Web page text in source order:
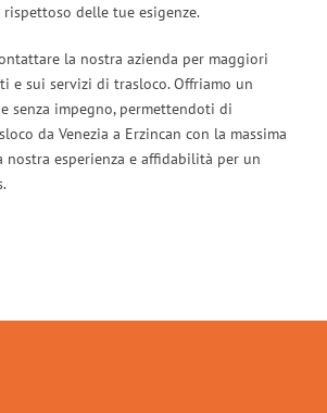
delle tue esigenze.
la nostra azienda per maggiori
e sui servizi di trasloco. Offriamo un
senza impegno, permettendoti di
da Venezia a Erzincan con la massima
esperienza e affidabilità per un